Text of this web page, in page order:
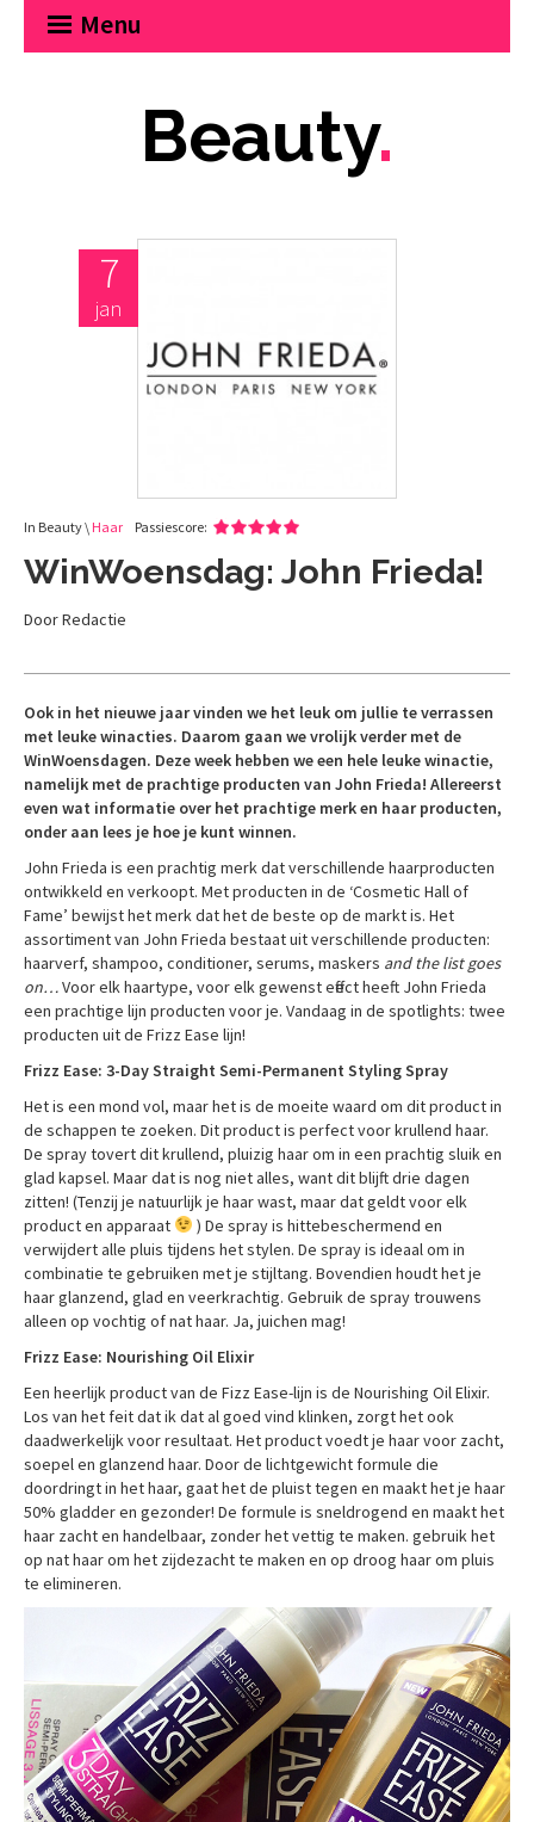
Menu
Beauty.
7
jan
In Beauty \ Haar Passiescore:
WinWoensdag: John Frieda!
Door Redactie
Ook in het nieuwe jaar vinden we het leuk om jullie te verrassen
met leuke winacties. Daarom gaan we vrolijk verder met de
WinWoensdagen. Deze week hebben we een hele leuke winactie,
namelijk met de prachtige producten van John Frieda! Allereerst
even wat informatie over het prachtige merk en haar producten,
onder aan lees je hoe je kunt winnen.
John Frieda is een prachtig merk dat verschillende haarproducten
ontwikkeld en verkoopt. Met producten in de ‘Cosmetic Hall of
Fame’ bewijst het merk dat het de beste op de markt is. Het
assortiment van John Frieda bestaat uit verschillende producten:
haarverf, shampoo, conditioner, serums, maskers and the list goes
on…Voor elk haartype, voor elk gewenst effect heeft John Frieda
een prachtige lijn producten voor je. Vandaag in de spotlights: twee
producten uit de Frizz Ease lijn!
Frizz Ease: 3-Day Straight Semi-Permanent Styling Spray
Het is een mond vol, maar het is de moeite waard om dit product in
de schappen te zoeken. Dit product is perfect voor krullend haar.
De spray tovert dit krullend, pluizig haar om in een prachtig sluik en
glad kapsel. Maar dat is nog niet alles, want dit blijft drie dagen
zitten! (Tenzij je natuurlijk je haar wast, maar dat geldt voor elk
product en apparaat
) De spray is hittebeschermend en
verwijdert alle pluis tijdens het stylen. De spray is ideaal om in
combinatie te gebruiken met je stijltang. Bovendien houdt het je
haar glanzend, glad en veerkrachtig. Gebruik de spray trouwens
alleen op vochtig of nat haar. Ja, juichen mag!
Frizz Ease: Nourishing Oil Elixir
Een heerlijk product van de Fizz Ease-lijn is de Nourishing Oil Elixir.
Los van het feit dat ik dat al goed vind klinken, zorgt het ook
daadwerkelijk voor resultaat. Het product voedt je haar voor zacht,
soepel en glanzend haar. Door de lichtgewicht formule die
doordringt in het haar, gaat het de pluist tegen en maakt het je haar
50% gladder en gezonder! De formule is sneldrogend en maakt het
haar zacht en handelbaar, zonder het vettig te maken. gebruik het
op nat haar om het zijdezacht te maken en op droog haar om pluis
te elimineren.